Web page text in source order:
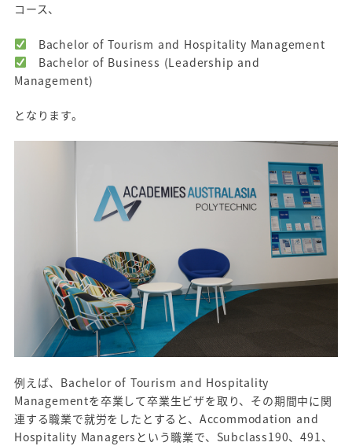
コース、
Bachelor of Tourism and Hospitality Management
Bachelor of Business (Leadership and
Management)
となります。
例えば、Bachelor of Tourism and Hospitality
Managementを卒業して卒業生ビザを取り、その期間中に関
連する職業で就労をしたとすると、Accommodation and
Hospitality Managersという職業で、Subclass190、491、